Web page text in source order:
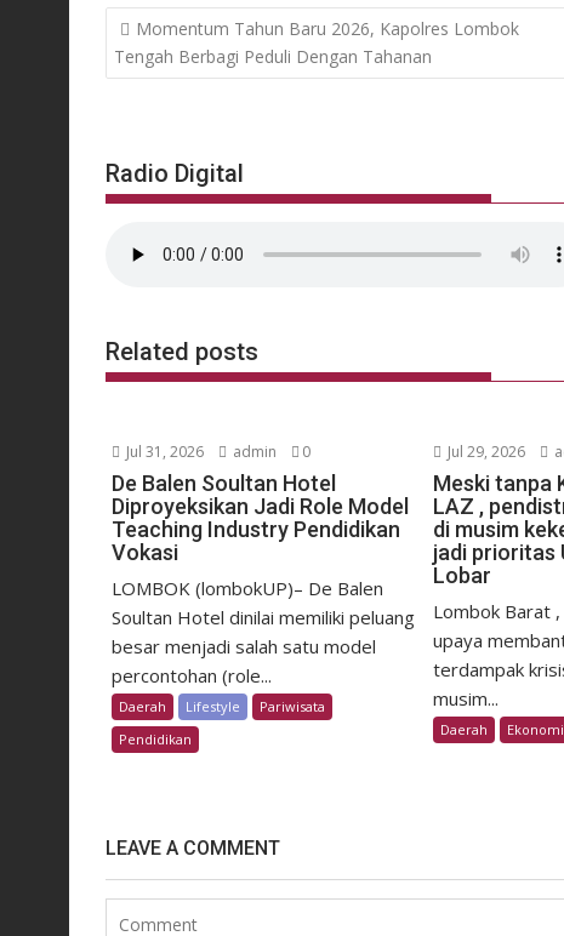
Navigasi
pos
Momentum Tahun Baru 2026, Kapolres Lombok
Tengah Berbagi Peduli Dengan Tahanan
Radio Digital
Related posts
Jul 31, 2026 admin 0
De Balen Soultan Hotel
Diproyeksikan Jadi Role Model
Teaching Industry Pendidikan
Vokasi
LOMBOK (lombokUP)– De Balen
Soultan Hotel dinilai memiliki peluang
besar menjadi salah satu model
percontohan (role...
Daerah Lifestyle
Pariwisata
Pendidikan
Jul 29, 2026
Meski tanpa
LAZ ,
di musim
jadi prioritas
Lobar
Lombok Barat
upaya
terdampak
musim...
Daerah Ekonomi
LEAVE A COMMENT